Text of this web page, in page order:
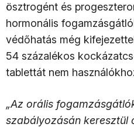
ösztrogént és
hormonális
védőhatás még
54 százalékos
tablettát nem
„Az orális
szabályozásán keresztül